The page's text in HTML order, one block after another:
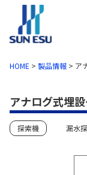
HOME > 製品情報 > ア
アナログ式埋
探索機 漏水